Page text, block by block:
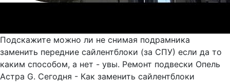
Подскажите можно ли не снимая подрамника
заменить передние сайлентблоки (за СПУ) если да то
каким способом, а нет - увы. Ремонт подвески Опель
Астра G. Сегодня - Как заменить сайлентблоки